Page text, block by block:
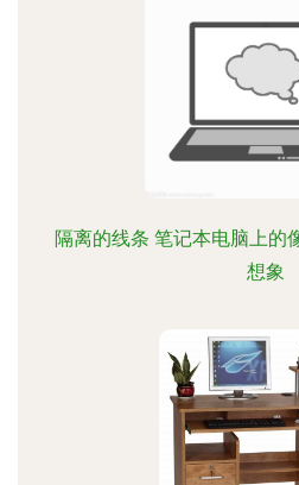
隔离的线条 笔记本电脑上的
想象